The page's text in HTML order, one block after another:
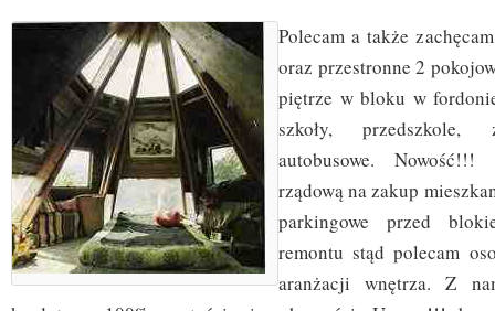
Polecam a także
oraz przestronne 2
piętrze w bloku w
szkoły, przedszkole,
autobusowe.
rządową na zakup
parkingowe przed
remontu stąd polecam
aranżacji wnętrza. Z